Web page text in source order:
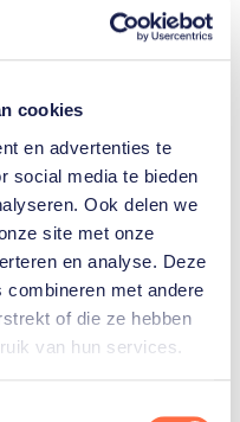
cookies
en advertenties te
social media te bieden
Ook delen we
site met onze
en analyse. Deze
combineren met andere
of die ze hebben
van hun services.
in 2014 op
debuut. In
die toen ook op
kwalificaties één
tekort om zich te
en werd